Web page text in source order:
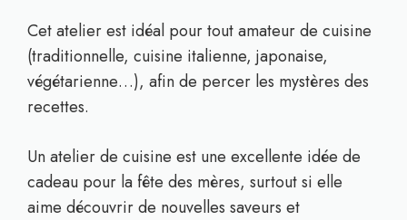
Cet atelier est idéal pour tout amateur de cuisine
(traditionnelle, cuisine italienne, japonaise,
végétarienne…), afin de percer les mystères des
recettes.
Un atelier de cuisine est une excellente idée de
cadeau pour la fête des mères, surtout si elle
aime découvrir de nouvelles saveurs et